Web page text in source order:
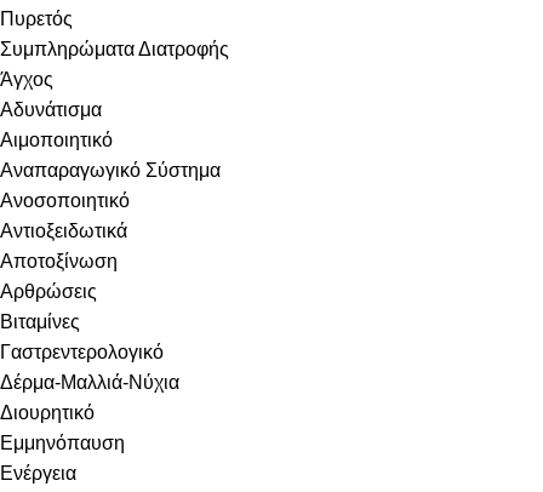
Πυρετός
Συμπληρώματα Διατροφής
Άγχος
Αδυνάτισμα
Αιμοποιητικό
Αναπαραγωγικό Σύστημα
Ανοσοποιητικό
Αντιοξειδωτικά
Αποτοξίνωση
Αρθρώσεις
Βιταμίνες
Γαστρεντερολογικό
Δέρμα-Μαλλιά-Νύχια
Διουρητικό
Εμμηνόπαυση
Ενέργεια